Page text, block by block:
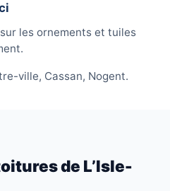
les ornements et tuiles
ville, Cassan, Nogent.
de L’Isle-